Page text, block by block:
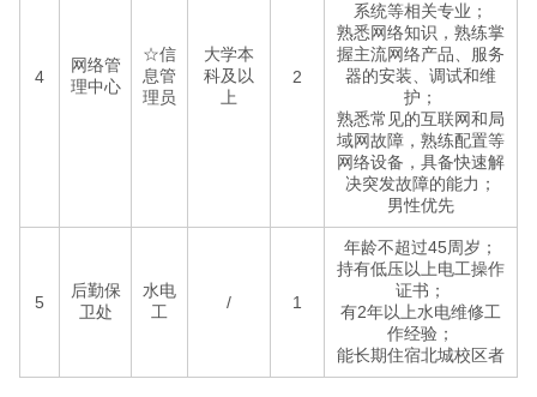
4
网络管
理中心
☆信
息管
理员
大学本
科及以
上
2
系统等相关专业；
熟悉网络知识，熟练掌
握主流网络产品、服务
器的安装、调试和维
护；
熟悉常见的互联网和局
域网故障，熟练配置等
网络设备，具备快速解
决突发故障的能力；
男性优先
5
后勤保
卫处
水电
工
/ 1
年龄不超过45周岁；
持有低压以上电工操作
证书；
有2年以上水电维修工
作经验；
能长期住宿北城校区者